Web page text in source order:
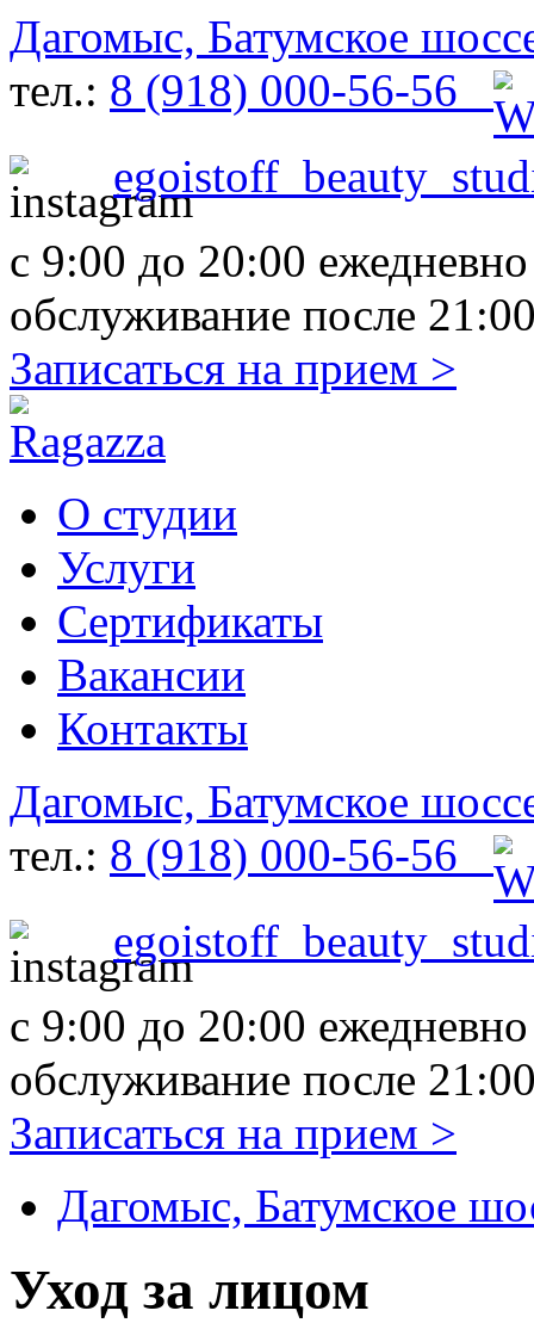
Дагомыс, Батумское
тел.: 8 (918) 000-56-56
с 9:00 до 20:00
обслуживание после
Записаться на прием >
О студии
Услуги
Сертификаты
Вакансии
Контакты
Дагомыс, Батумское
тел.: 8 (918) 000-56-56
с 9:00 до 20:00
обслуживание после
Записаться на прием >
Дагомыс, Батумское
Уход за лицом